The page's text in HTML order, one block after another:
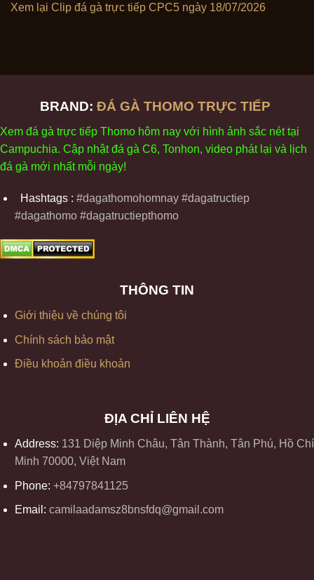
Xem lại Clip đá gà trực tiếp CPC5 ngày 18/07/2026
BRAND: ĐÁ GÀ THOMO TRỰC TIẾP
Xem đá gà trực tiếp Thomo hôm nay với hình ảnh sắc néttại
Campuchia. Cập nhậtđá gà C6, Tonhon, video phátl ại và ịch
đá gà mới nhất mỗi ngày!
Hashtags : #dagathomohomnay #dagatructiep
#dagathomo #dagatructiepthomo
THÔNG TIN
Giới thiệu về chúng tôi
Chính sách bảo mật
Điều khoản điều khoản
ĐỊA CHỈ LIÊN HỆ
Address: 131 Diệp Minh Châu, Tân Thành, Tân Phú, Hồ Chí
Minh 70000, Việt Nam
Phone: +84797841125
Email: camilaadamsz8bnsfdq@gmail.com